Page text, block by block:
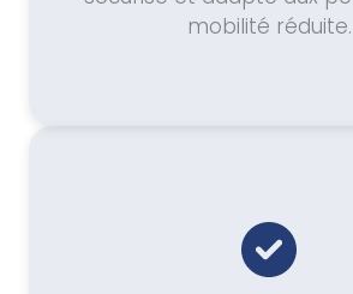
mobilité réduite.